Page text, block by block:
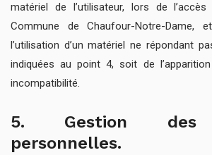
matériel de l’utilisateur, lors de
Commune de Chaufour-Notre-Dame,
l’utilisation d’un matériel ne répondant
indiquées au point 4, soit de l’apparition
incompatibilité.
5. Gestion des
personnelles.